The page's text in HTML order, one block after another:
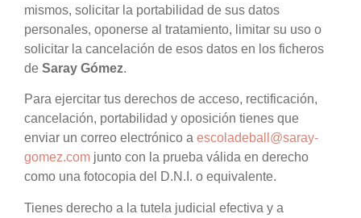
mismos, solicitar la portabilidad de sus datos
personales, oponerse al tratamiento, limitar su uso o
solicitar la cancelación de esos datos en los ficheros
de Saray Gómez.
Para ejercitar tus derechos de acceso, rectificación,
cancelación, portabilidad y oposición tienes que
enviar un correo electrónico a escoladeball@saray-
gomez.com junto con la prueba válida en derecho
como una fotocopia del D.N.I. o equivalente.
Tienes derecho a la tutela judicial efectiva y a